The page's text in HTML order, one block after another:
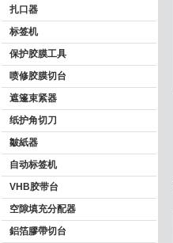
扎口器
标签机
保护胶膜工具
喷修胶膜切台
遮篷束紧器
纸护角切刀
皺紙器
自动标签机
VHB胶带台
空隙填充分配器
鋁箔膠帶切台